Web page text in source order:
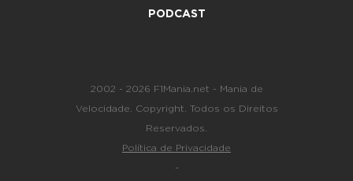
PODCAST
2002 - 2026 F1Mania.net - Mania de
Velocidade. Copyright. Todos os Direitos
Reservados.
Política de Privacidade
-